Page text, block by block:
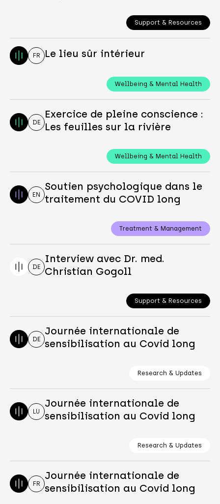
Support & Resources
FR Le lieu sûr intérieur
Wellbeing & Mental Health
DE
Exercice de pleine conscience :
Les feuilles sur la rivière
Wellbeing & Mental Health
EN
Soutien psychologique dans le
traitement du COVID long
Treatment & Management
DE
Interview avec Dr. med.
Christian Gogoll
Support & Resources
DE
Journée internationale de
sensibilisation au Covid long
Research & Updates
LU
Journée internationale de
sensibilisation au Covid long
Research & Updates
FR
Journée internationale de
sensibilisation au Covid long